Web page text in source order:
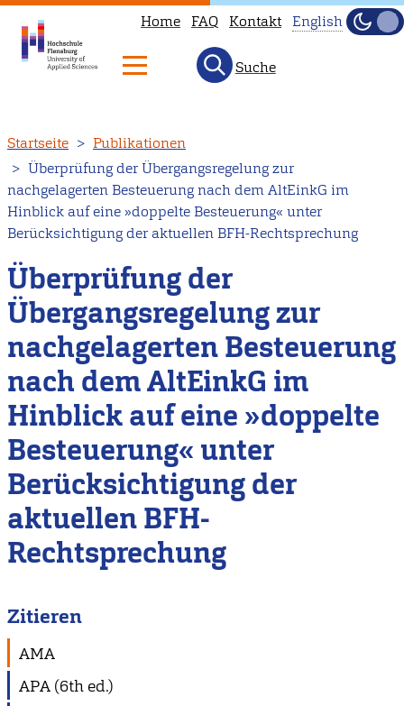
zum
Inhalt
Home FAQ Kontakt
in
English.
main
instead.
English
Hell
Suche
Startseite
Publikationen
Überprüfung der Übergangsregelung zur
nachgelagerten Besteuerung nach dem AltEinkG im
Hinblick auf eine »doppelte Besteuerung« unter
Berücksichtigung der aktuellen BFH-Rechtsprechung
Überprüfung der
Übergangsregelung zur
nachgelagerten Besteuerung
nach dem AltEinkG im
Hinblick auf eine »doppelte
Besteuerung« unter
Berücksichtigung der
aktuellen BFH-
Rechtsprechung
Zitieren
AMA
APA (6th ed.)